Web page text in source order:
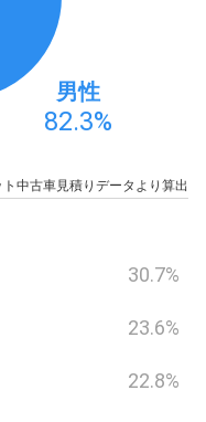
男性
82.3%
中古車見積りデータより算出
30.7%
23.6%
22.8%